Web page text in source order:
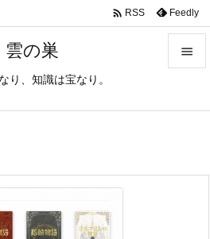
雲の巣
り、知識は宝なり。

 RSS Feedly